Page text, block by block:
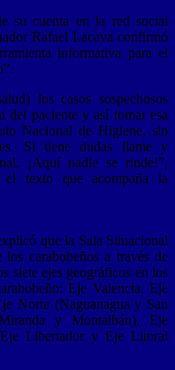
su cuenta en la red social
Rafael Lacava confirmó
informativa para el
los casos sospechosos
del paciente y así tomar esa
Nacional de Higiene, sin
Si tiene dudas llame y
¡Aquí nadie se rinde!”,
el texto que acompaña la
que la Sala Situacional
carabobeños a través de
siete ejes geográficos en los
Eje Valencia, Eje
Norte (Naguanagua y San
y Montalbán), Eje
Libertador y Eje Litoral